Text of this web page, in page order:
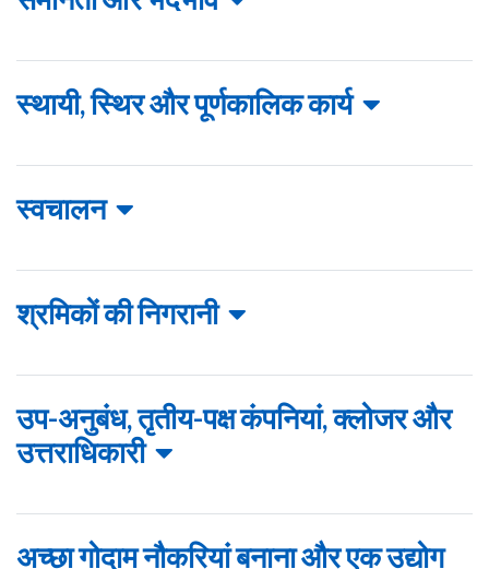
स्थायी, स्थिर और पूर्णकालिक कार्य
स्वचालन
श्रमिकों की निगरानी
उप-अनुबंध, तृतीय-पक्ष कंपनियां, क्लोजर और
उत्तराधिकारी
अच्छा गोदाम नौकरियां बनाना और एक उद्योग